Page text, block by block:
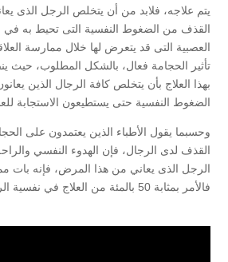
يتم علاجه، فلابد من أن يتخلص الرجل الذى
القذف من الضغوط النفسية التى تحيط به في
العصبية التى قد يتعرض لها خلال ممارسة
تأثير الحجامة فعال، بالشكل المطلوب، حيث
بهذا العلاج بأن يتخلص كافة الرجال الذين
الضغوط النفسية حتى يستطيعون الاستجابة
وحسبما يقول الأطباء الذين يعتمدون على
القذف لدى الرجال، فإن الهدوء النفسي
الرجل الذى يعاني من هذا المرض، فإنه بات
فالأمر بمثابة 50 بالمئة من العلاج في نفسية الرجل.